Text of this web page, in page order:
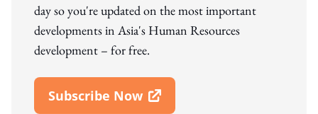
day so you're updated on the most important
developments in Asia's Human Resources
development – for free.
Subscribe Now
Open In New Window